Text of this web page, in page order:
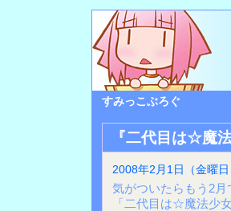
すみっこぶろぐ
『二代目は☆魔
2008年2月1日（金曜
気がついたらもう2月
「二代目は☆魔法少